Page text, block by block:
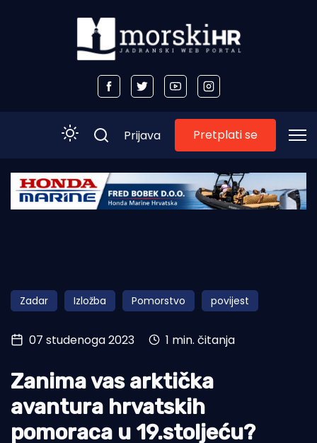
Početna
Obala
Otoci
Turizam i nautika
Pomorstvo
Ribolov
Ekologija
Prijava Pretplati se
Zadar Izložba Pomorstvo povijest
07 studenoga 2023 1 min. čitanja
Zanima vas arktička
avantura hrvatskih
pomoraca u 19.stoljeću?